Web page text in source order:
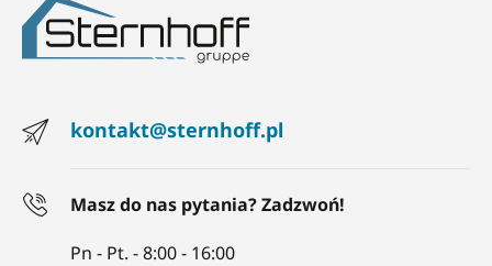
kontakt@sternhoff.pl
Masz do nas pytania? Zadzwoń!
Pn - Pt. - 8:00 - 16:00